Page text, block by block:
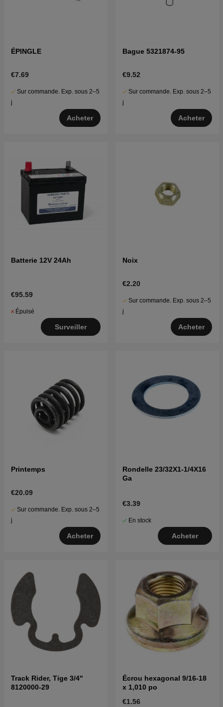
ÉPINGLE
€7.69
Sur commande. Exp. sous 2–5
j
Acheter
Bague 5321874-95
€9.52
Sur commande. Exp. sous 2–5
j
Acheter
Batterie 12V 24Ah
€95.59
Épuisé
Surveiller
Noix
€2.20
Sur commande. Exp. sous 2–5
j
Acheter
Printemps
€20.09
Sur commande. Exp. sous 2–5
j
Acheter
Rondelle 23/32X1-1/4X16
Ga
€3.39
En stock
Acheter
Track Rider, Tige 3/4"
8120000-29
Écrou hexagonal 9/16-18
x 1,010 po
€1.56